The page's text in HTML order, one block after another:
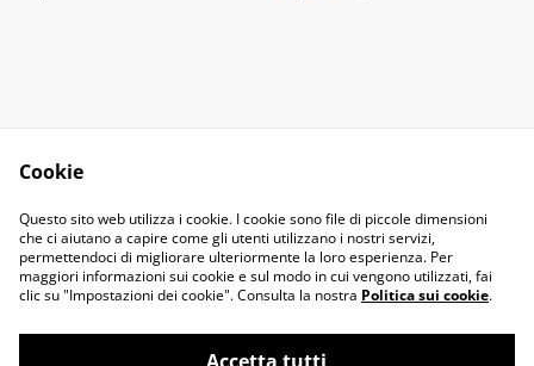
Contact Us
Legal Terms
Privacy Policy
Cookie Policy
Cookie
Questo sito web utilizza i cookie. I cookie sono file di piccole dimensioni
che ci aiutano a capire come gli utenti utilizzano i nostri servizi,
permettendoci di migliorare ulteriormente la loro esperienza. Per
maggiori informazioni sui cookie e sul modo in cui vengono utilizzati, fai
clic su "Impostazioni dei cookie". Consulta la nostra Politica sui cookie.